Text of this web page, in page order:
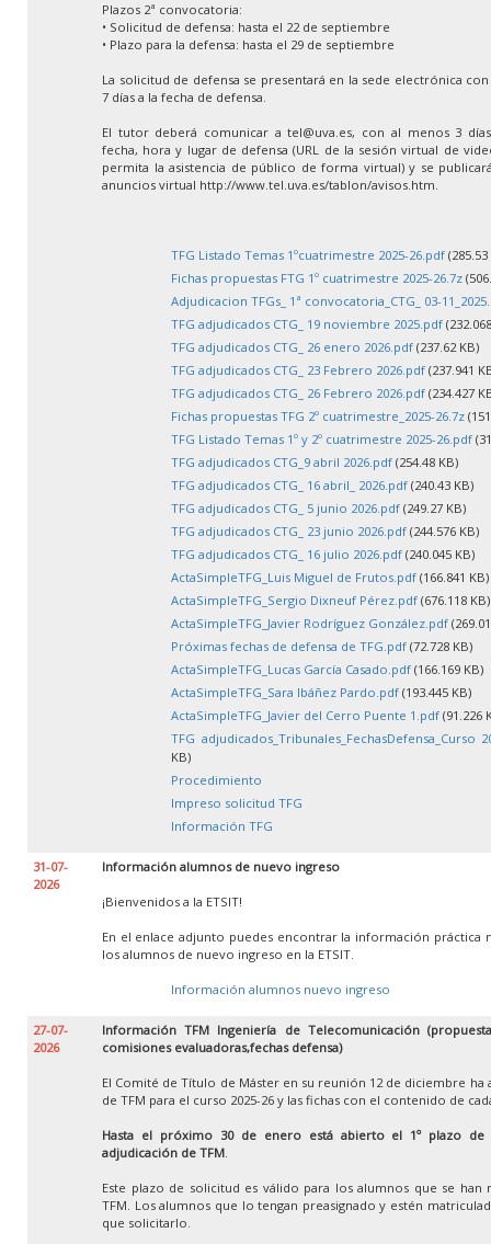
Plazos 2ª convocatoria:
• Solicitud de defensa: hasta el 22 de septiembre
• Plazo para la defensa: hasta el 29 de septiembre
La solicitud de defensa se presentará en la sede electrónica
7 días a la fecha de defensa.
El tutor deberá comunicar a tel@uva.es, con al menos 3
fecha, hora y lugar de defensa (URL de la sesión virtual de
permita la asistencia de público de forma virtual) y se
anuncios virtual http://www.tel.uva.es/tablon/avisos.htm.
TFG Listado Temas 1ºcuatrimestre 2025-26.pdf (285.53
Fichas propuestas FTG 1º cuatrimestre 2025-26.7z
Adjudicacion TFGs_ 1ª convocatoria_CTG_ 03-
TFG adjudicados CTG_ 19 noviembre 2025.pdf
TFG adjudicados CTG_ 26 enero 2026.pdf (237.62 KB)
TFG adjudicados CTG_ 23 Febrero 2026.pdf (237.941
TFG adjudicados CTG_ 26 Febrero 2026.pdf (234.427
Fichas propuestas TFG 2º cuatrimestre_2025-26.7z
TFG Listado Temas 1º y 2º cuatrimestre 2025-26.pdf
TFG adjudicados CTG_9 abril 2026.pdf (254.48 KB)
TFG adjudicados CTG_ 16 abril_ 2026.pdf (240.43 KB)
TFG adjudicados CTG_ 5 junio 2026.pdf (249.27 KB)
TFG adjudicados CTG_ 23 junio 2026.pdf (244.576 KB)
TFG adjudicados CTG_ 16 julio 2026.pdf (240.045 KB)
ActaSimpleTFG_Luis Miguel de Frutos.pdf (166.841 KB)
ActaSimpleTFG_Sergio Dixneuf Pérez.pdf (676.118 KB)
ActaSimpleTFG_Javier Rodríguez González.pdf
Próximas fechas de defensa de TFG.pdf (72.728 KB)
ActaSimpleTFG_Lucas García Casado.pdf (166.169 KB)
ActaSimpleTFG_Sara Ibáñez Pardo.pdf (193.445 KB)
ActaSimpleTFG_Javier del Cerro Puente 1.pdf (91.226
TFG adjudicados_Tribunales_FechasDefensa_Curso
KB)
Procedimiento
Impreso solicitud TFG
Información TFG
31-07-
2026
Información alumnos de nuevo ingreso
¡Bienvenidos a la ETSIT!
En el enlace adjunto puedes encontrar la información práctica
los alumnos de nuevo ingreso en la ETSIT.
Información alumnos nuevo ingreso
27-07-
2026
Información TFM Ingeniería de Telecomunicación
comisiones evaluadoras,fechas defensa)
El Comité de Título de Máster en su reunión 12 de diciembre
de TFM para el curso 2025-26 y las fichas con el contenido de
Hasta el próximo 30 de enero está abierto el 1º plazo
adjudicación de TFM.
Este plazo de solicitud es válido para los alumnos que se han
TFM. Los alumnos que lo tengan preasignado y estén
que solicitarlo.